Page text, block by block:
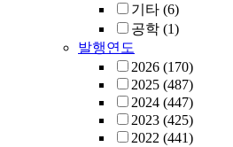
기타 (6)
공학 (1)
발행연도
2026 (170)
2025 (487)
2024 (447)
2023 (425)
2022 (441)